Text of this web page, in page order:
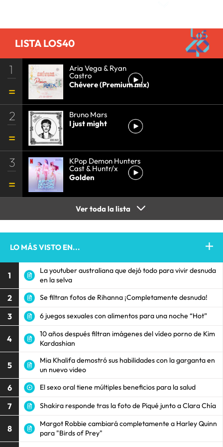
LISTA LOS40
1 Aria Vega & Ryan
Castro
Chévere (Premium mix)
2
Bruno Mars
I just might
3 KPop Demon Hunters
Cast & Huntr/x
Golden
Ver toda la lista
LO MÁS VISTO EN...
1
La youtuber australiana que dejó todo para vivir desnuda
en la selva
2 Se filtran fotos de Rihanna ¡Completamente desnuda!
3 6 juegos sexuales con alimentos para una noche “Hot”
4
10 años después filtran imágenes del vídeo porno de Kim
Kardashian
5
Mia Khalifa demostró sus habilidades con la garganta en
un nuevo video
6 El sexo oral tiene múltiples beneficios para la salud
7 Shakira responde tras la foto de Piqué junto a Clara Chía
8
Margot Robbie cambiará completamente a Harley Quinn
para "Birds of Prey"